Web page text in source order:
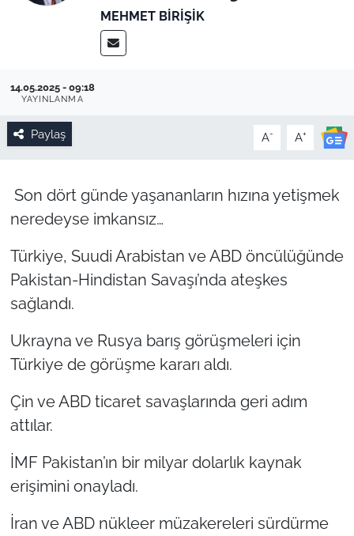
MEHMET BIRIŞIK
14.05.2025 - 09:18
YAYINLANMA
Paylaş A- A+
Son dört günde yaşananların hızına yetişmek
neredeyse imkansız…
Türkiye, Suudi Arabistan ve ABD öncülüğünde
Pakistan-Hindistan Savaşı’nda ateşkes
sağlandı.
Ukrayna ve Rusya barış görüşmeleri için
Türkiye de görüşme kararı aldı.
Çin ve ABD ticaret savaşlarında geri adım
attılar.
İMF Pakistan’ın bir milyar dolarlık kaynak
erişimini onayladı.
İran ve ABD nükleer müzakereleri sürdürme